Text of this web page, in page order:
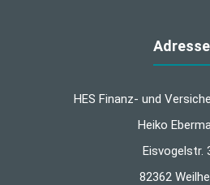
Adresse
HES Finanz- und
Heiko
Eisvogelstr.
82362